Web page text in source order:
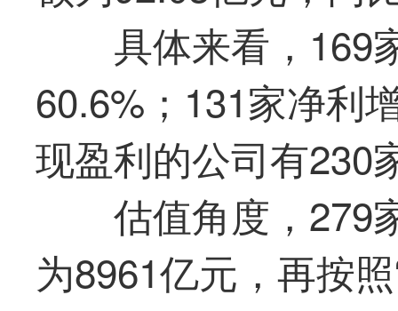
具体来看，169
60.6%；131家净利
现盈利的公司有230
估值角度，279
为8961亿元，再按